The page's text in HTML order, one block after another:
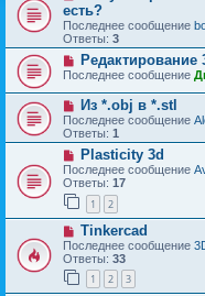
есть?
Последнее сообщение
Ответы: 3
Редактирование
Последнее сообщение
Из *.obj в *.stl
Последнее сообщение
Ответы: 1
Plasticity 3d
Последнее сообщение
Ответы: 17
1 2
Tinkercad
Последнее сообщение
Ответы: 33
1 2 3